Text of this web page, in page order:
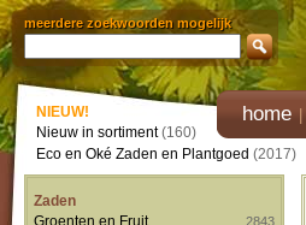
meerdere zoekwoorden mogelijk
home
NIEUW!
Nieuw in sortiment(160)
Eco en Oké Zaden en Plantgoed (2017)
Zaden
Groenten en Fruit
2843